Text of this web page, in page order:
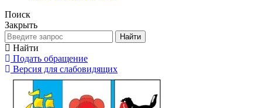
Поиск
Закрыть
Найти
Найти
Подать обращение
Версия для слабовидящих